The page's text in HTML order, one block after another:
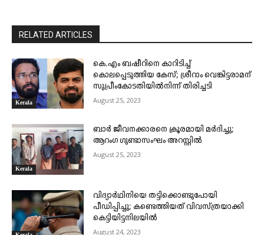
RELATED ARTICLES
Kerala
കെ.എം ബഷീറിനെ കാറിടിച്ച്
കൊലപ്പെടുത്തിയ കേസ്; ശ്രീറാം വെങ്കിട്ടരാമന്
സുപ്രീംകോടതിയിൽനിന്ന് തിരിച്ചടി
August 25, 2023
Kerala
ബാർ ജീവനക്കാരനെ ക്രൂരമായി മർദിച്ചു;
ആറംഗ ഗുണ്ടാസംഘം അറസ്റ്റിൽ
August 25, 2023
വിദ്യാർഥിനിയെ തട്ടിക്കൊണ്ടുപോയി
പീഡിപ്പിച്ചു; കണ്ടെത്തിയത് വിവസ്ത്രയാക്കി
കെട്ടിയിട്ടനിലയിൽ
August 24, 2023